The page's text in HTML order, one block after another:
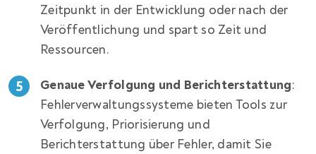
Zeitpunkt in der Entwicklung oder nach der
Veröffentlichung und spart so Zeit und
Ressourcen.
Genaue Verfolgung und Berichterstattung:
Fehlerverwaltungssysteme bieten Tools zur
Verfolgung, Priorisierung und
Berichterstattung über Fehler, damit Sie